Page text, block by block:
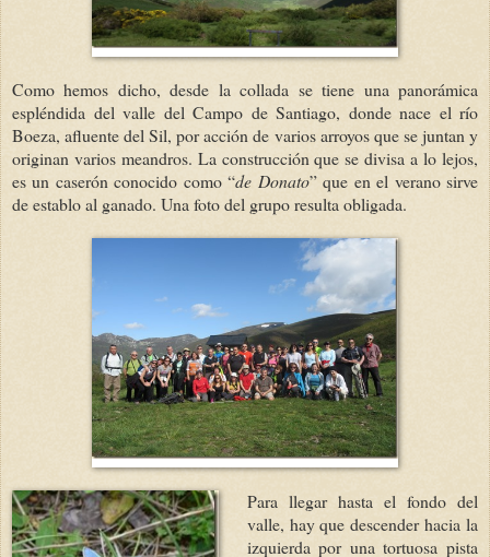
Como hemos dicho, desde la collada se tiene una panorámica
espléndida del valle del Campo de Santiago, donde nace el río
Boeza, afluente del Sil, por acción de varios arroyos que se juntan y
originan varios meandros. La construcción que se divisa a lo lejos,
es un caserón conocido como “de Donato” que en el verano sirve
de establo al ganado. Una foto del grupo resulta obligada.
Para llegar hasta el fondo del
valle, hay que descender hacia la
izquierda por una tortuosa pista